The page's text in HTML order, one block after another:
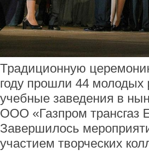
Традиционную
году прошли 44
учебные заведения в
ООО «Газпром трансгаз
Завершилось
участием творческих